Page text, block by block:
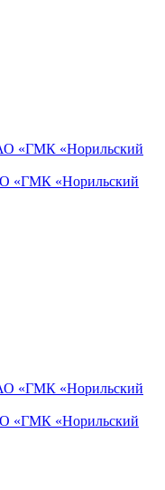
«ГМК «Норильский
«ГМК «Норильский
«ГМК «Норильский
«ГМК «Норильский